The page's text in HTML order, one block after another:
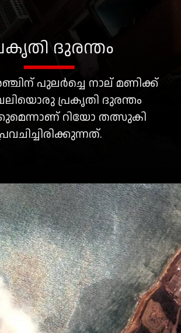
പുലർച്ചെ നാല് മണിക്ക്
പ്രകൃതി ദുരന്തം
റിയോ തത്സുകി
പ്രവചിച്ചിരിക്കുന്നത്.
ദുരന്തം